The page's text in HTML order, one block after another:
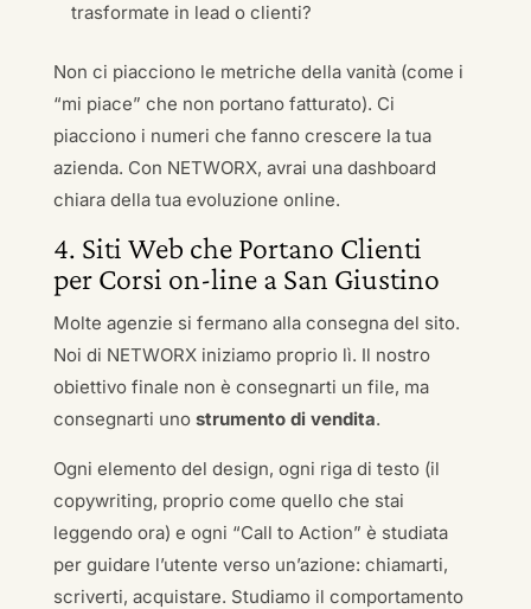
trasformate in lead o clienti?
Non ci piacciono le metriche della vanità (come i
“mi piace” che non portano fatturato). Ci
piacciono i numeri che fanno crescere la tua
azienda. Con NETWORX, avrai una dashboard
chiara della tua evoluzione online.
4. Siti Web che Portano Clienti
per Corsi on-line a San Giustino
Molte agenzie si fermano alla consegna del sito.
Noi di NETWORX iniziamo proprio lì. Il nostro
obiettivo finale non è consegnarti un file, ma
consegnarti uno strumento di vendita.
Ogni elemento del design, ogni riga di testo (il
copywriting, proprio come quello che stai
leggendo ora) e ogni “Call to Action” è studiata
per guidare l’utente verso un’azione: chiamarti,
scriverti, acquistare. Studiamo il comportamento